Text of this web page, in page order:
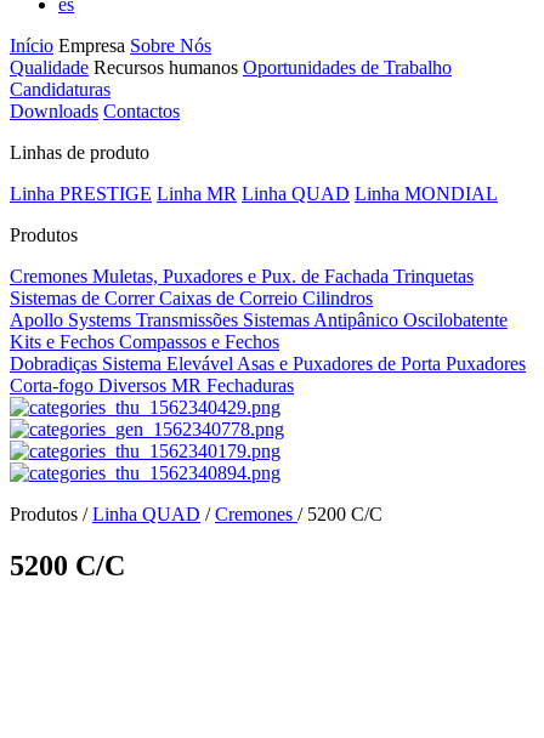
es
Início Empresa Sobre Nós
Qualidade Recursos humanos Oportunidades de Trabalho
Candidaturas
Downloads Contactos
Linhas de produto
Linha PRESTIGE Linha MR Linha QUAD Linha MONDIAL
Produtos
Cremones Muletas, Puxadores e Pux. de Fachada Trinquetas
Sistemas de CorrerCaixas de Correio Cilindros
Apollo Systems Transmissões Sistemas Antipânico Oscilobatente
Kits e Fechos Compassos e Fechos
Dobradiças Sistema Elevável Asas e Puxadores de Porta Puxadores
Corta-fogo Diversos MR Fechaduras
Produtos /Linha QUAD /Cremones / 5200 C/C
5200 C/C